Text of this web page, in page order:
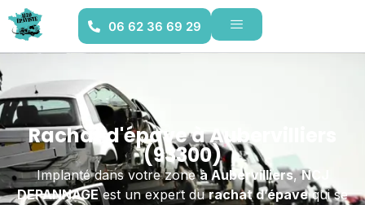
06 62 36 69 29
Rachat d'épave à Aubervilliers
(93300)
Implanté dans votre zoneà Aubervilliers,NCJ
DEPANNAGEest un expert durachat d’épavequi se